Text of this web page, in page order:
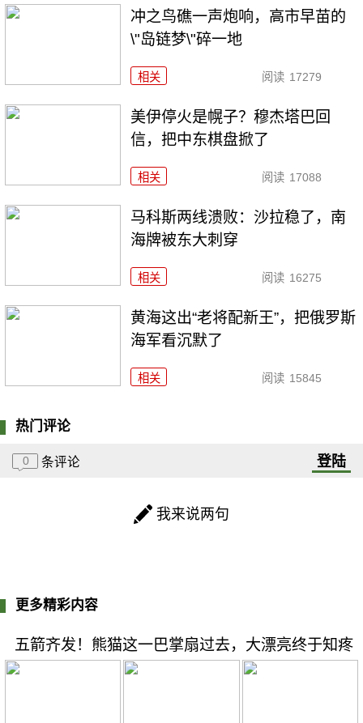
冲之鸟礁一声炮响，高市早苗的
\"岛链梦\"碎一地
相关 阅读 17279
美伊停火是幌子？穆杰塔巴回
信，把中东棋盘掀了
相关 阅读 17088
马科斯两线溃败：沙拉稳了，南
海牌被东大刺穿
相关 阅读 16275
黄海这出“老将配新王”，把俄罗斯
海军看沉默了
相关 阅读 15845
热门评论
0 条评论 登陆
我来说两句
更多精彩内容
五箭齐发！熊猫这一巴掌扇过去，大漂亮终于知疼